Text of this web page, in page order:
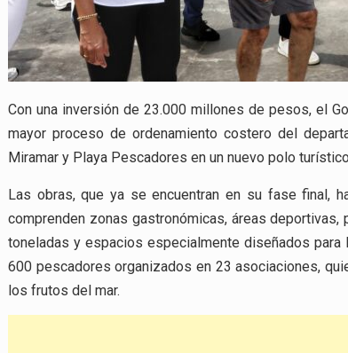
Con una inversión de 23.000 millones de pesos, el
mayor proceso de ordenamiento costero del
Miramar y Playa Pescadores en un nuevo polo
Las obras, que ya se encuentran en su fase final,
comprenden zonas gastronómicas, áreas
toneladas y espacios especialmente diseñados
600 pescadores organizados en 23 asociaciones,
los frutos del mar.